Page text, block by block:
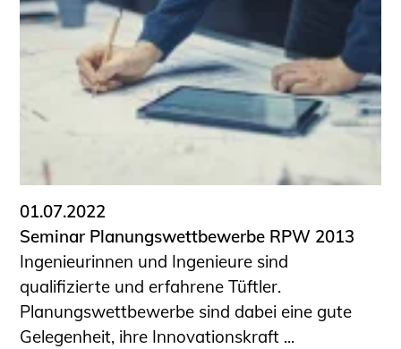
01.07.2022
Seminar Planungswettbewerbe RPW 2013
Ingenieurinnen und Ingenieure sind
qualifizierte und erfahrene Tüftler.
Planungswettbewerbe sind dabei eine gute
Gelegenheit, ihre Innovationskraft ...